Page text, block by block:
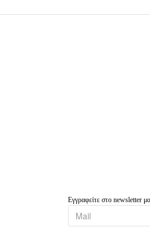
Εγγραφείτε στο newsletter